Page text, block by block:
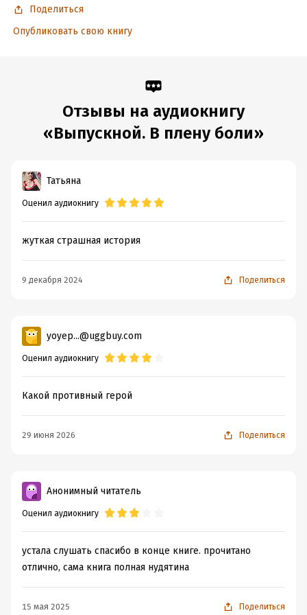
Поделиться
Опубликовать свою книгу
Отзывы на аудиокнигу
«Выпускной. В плену боли»
Татьяна
Оценил аудиокнигу
жуткая страшная история
9 декабря 2024 Поделиться
yoyep...@uggbuy.com
Оценил аудиокнигу
Какой противный герой
29 июня 2026 Поделиться
Анонимный читатель
Оценил аудиокнигу
устала слушать спасибо в конце книге. прочитано
отлично, сама книга полная нудятина
15 мая 2025 Поделиться